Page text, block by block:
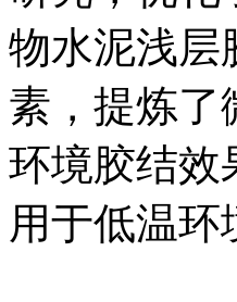
物水泥浅层
素，提炼了
环境胶结效
用于低温环